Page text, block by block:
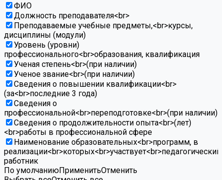
ФИО
Должность преподавателя<br>
Преподаваемые учебные предметы,<br>курсы,
дисциплины (модули)
Уровень (уровни)
профессионального<br>образования, квалификация
Ученая степень<br>(при наличии)
Ученое звание<br>(при наличии)
Сведения о повышении квалификации<br>
(за<br>последние 3 года)
Сведения о
профессиональной<br>переподготовке<br>(при наличии)
Сведения о продолжительности опыта<br>(лет)
<br>работы в профессиональной сфере
Наименование образовательных<br>программ, в
реализации<br>которых<br>участвует<br>педагогический
работник
По умолчаниюПрименитьОтменить